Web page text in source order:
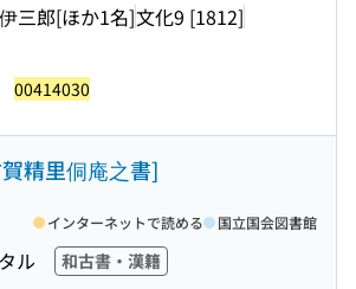
三郎[ほか1名]文化9 [1812]
00414030
精里侗庵之書]
ル 和古書・漢籍
インターネットで読める 国立国会図書館